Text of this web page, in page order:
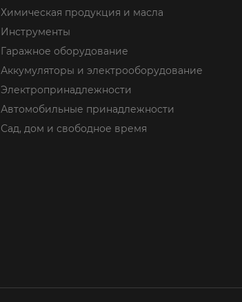
Химическая продукция и масла
Инструменты
Гаражное оборудование
Аккумуляторы и электрооборудование
Электропринадлежности
Автомобильные принадлежности
Сад, дом и свободное время